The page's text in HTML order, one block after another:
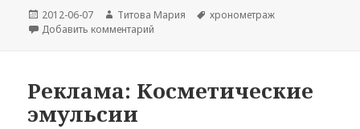
Опубликовано
2012-06-07 Автор
Титова Мария Метки
хронометраж
Добавить комментарий
Реклама: Косметические
эмульсии